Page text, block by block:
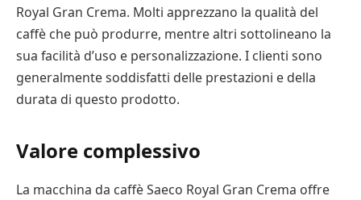
Royal Gran Crema. Molti apprezzano la qualità del
caffè che può produrre, mentre altri sottolineano la
sua facilità d’uso e personalizzazione. I clienti sono
generalmente soddisfatti delle prestazioni e della
durata di questo prodotto.
Valore complessivo
La macchina da caffè Saeco Royal Gran Crema offre